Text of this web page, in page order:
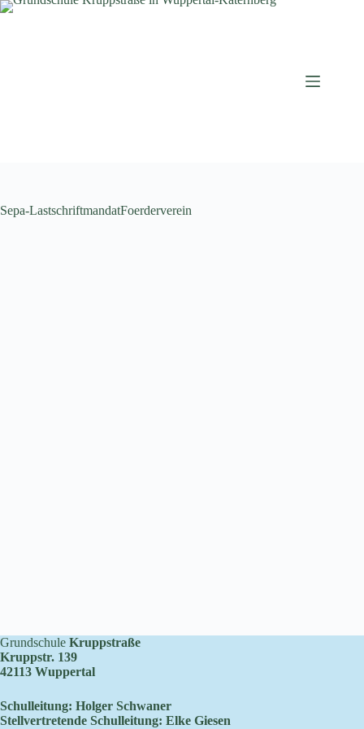
Zum
Sepa-LastschriftmandatFoerderverein
Grundschule Kruppstraße
Kruppstr. 139
42113 Wuppertal
Schulleitung: Holger Schwaner
Stellvertretende Schulleitung: Elke Giesen